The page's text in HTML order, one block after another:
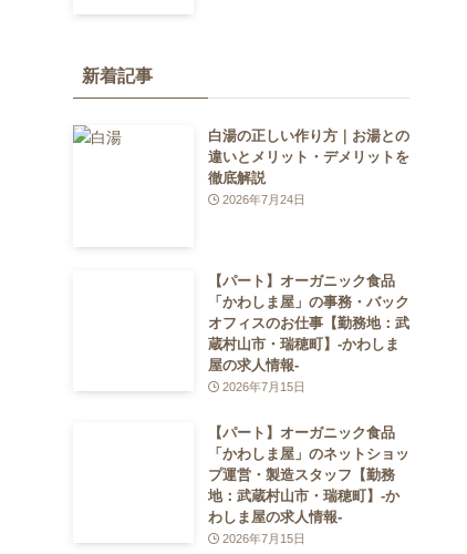
新着記事
白湯の正しい作り方｜お湯との
違いとメリット・デメリットを
徹底解説
2026年7月24日
【パート】オーガニック食品
「かわしま屋」の事務・バック
オフィスのお仕事【勤務地：武
蔵村山市・瑞穂町】-かわしま
屋の求人情報-
2026年7月15日
【パート】オーガニック食品
「かわしま屋」のネットショッ
プ運営・製造スタッフ【勤務
地：武蔵村山市・瑞穂町】-か
わしま屋の求人情報-
2026年7月15日